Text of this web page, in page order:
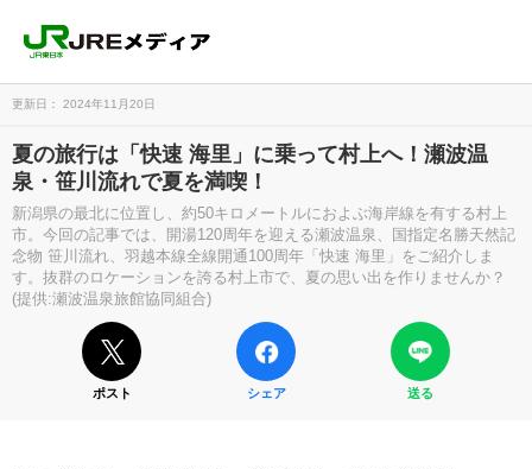
更新日： 2024年11月20日
夏の旅行は「快速 海里」に乗って村上へ！瀬波温
泉・笹川流れで夏を満喫！
新潟県の最北に位置し、約50キロメートルにおよぶ海岸線を有する村上
市。今回の記事では、開湯120周年を迎える瀬波温泉、国指定名勝天然記
念物 笹川流れ、羽越本線全線開通100周年「快速 海里」をご紹介しま
す。抜群のロケーションを誇る村上市で、夏の思い出を作りませんか？
(提供:瀬波温泉旅館協同組合)
ポスト シェア 送る